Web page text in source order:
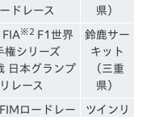
ドレース 県）
※2 F1世界
権シリーズ
日本グランプ
リレース
鈴鹿サー
キット
（三重
県）
ロードレー
ツインリ